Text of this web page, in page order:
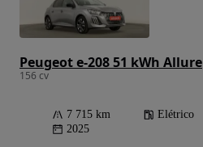
Peugeot e-208 51 kWh Allure
156 cv
7 715 km Elétrico
2025